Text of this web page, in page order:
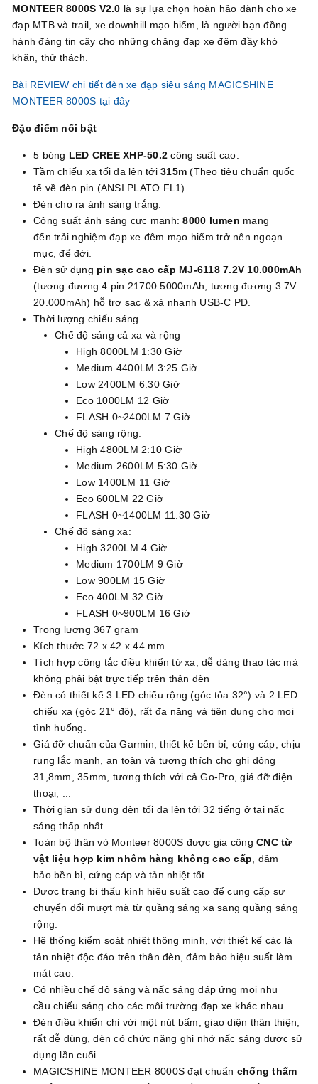
MONTEER 8000S V2.0 là sự lựa chọn hoàn hảo dành cho xe
đạp MTB và trail, xe downhill mạo hiểm, là người bạn đồng
hành đáng tin cậy cho những chặng đạp xe đêm đầy khó
khăn, thử thách.
Bài REVIEW chi tiết đèn xe đạp siêu sáng MAGICSHINE
MONTEER 8000S tại đây
Đặc điểm nổi bật
5 bóng LED CREE XHP-50.2công suất cao.
Tầm chiếu xa tối đa lên tới 315m (Theo tiêu chuẩn quốc
tế về đèn pin (ANSI PLATO FL1).
Đèn cho ra ánh sáng trắng.
Công suất ánh sáng cực mạnh:8000 lumen mang
đến trải nghiệm đạp xe đêm mạo hiểm trở nên ngoạn
mục, để đời.
Đèn sử dụng pin sạc cao cấp MJ-6118 7.2V 10.000mAh
(tương đương 4 pin 21700 5000mAh, tương đương 3.7V
20.000mAh) hỗ trợ sạc & xả nhanh USB-C PD.
Thời lượng chiếu sáng
Chế độ sáng cả xa và rộng
High 8000LM 1:30 Giờ
Medium 4400LM 3:25 Giờ
Low 2400LM 6:30 Giờ
Eco 1000LM 12 Giờ
FLASH 0~2400LM 7 Giờ
Chế độ sáng rộng:
High 4800LM 2:10 Giờ
Medium 2600LM 5:30 Giờ
Low 1400LM 11 Giờ
Eco 600LM 22 Giờ
FLASH 0~1400LM 11:30 Giờ
Chế độ sáng xa:
High 3200LM 4 Giờ
Medium 1700LM 9 Giờ
Low 900LM 15 Giờ
Eco 400LM 32 Giờ
FLASH 0~900LM 16 Giờ
Trọng lượng 367 gram
Kích thước 72 x 42 x 44 mm
Tích hợp công tắc điều khiển từ xa, dễ dàng thao tác mà
không phải bật trực tiếp trên thân đèn
Đèn có thiết kế 3 LED chiếu rộng (góc tỏa 32°) và 2 LED
chiếu xa (góc 21° độ), rất đa năng và tiện dụng cho mọi
tình huống.
Giá đỡ chuẩn của Garmin, thiết kế bền bỉ, cứng cáp, chịu
rung lắc mạnh, an toàn và tương thích cho ghi đông
31,8mm, 35mm, tương thích với cả Go-Pro, giá đỡ điện
thoại, ...
Thời gian sử dụng đèn tối đa lên tới 32 tiếng ở tại nấc
sáng thấp nhất.
Toàn bộ thân vỏ Monteer 8000S được gia công CNC từ
vật liệu hợp kim nhôm hàng không cao cấp, đảm
bảo bền bỉ, cứng cáp và tản nhiệt tốt.
Được trang bị thấu kính hiệu suất cao để cung cấp sự
chuyển đổi mượt mà từ quầng sáng xa sang quầng sáng
rộng.
Hệ thống kiểm soát nhiệt thông minh, với thiết kế các lá
tản nhiệt độc đáo trên thân đèn, đảm bảo hiệu suất làm
mát cao.
Có nhiều chế độ sáng và nấc sáng đáp ứng mọi nhu
cầu chiếu sáng cho các môi trường đạp xe khác nhau.
Đèn điều khiển chỉ với một nút bấm, giao diện thân thiện,
rất dễ dùng, đèn có chức năng ghi nhớ nấc sáng được sử
dụng lần cuối.
MAGICSHINE MONTEER 8000S đạt chuẩn chống thấm